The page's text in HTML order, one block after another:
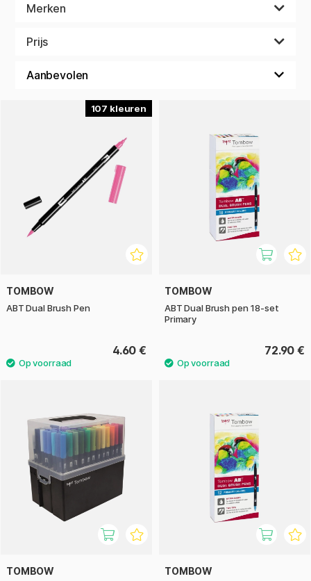
Deze pennen zijn perfect voor illustraties, gedetailleerde
uitingen. De kleuren worden geactiveerd met water,
waardoor je klassieke aquareleffecten kunt creëren, zoals
vaak rijk aan pigment en kunnen zowel droog als
maximale flexibiliteit hebt, van precies lijnwerk tot grote,
Als je van duidelijke kleurveranderingen houdt, kies dan voor
markers van hoge kwaliteit en papier dat tegen een stootje
kan. De textuur en het absorberend vermogen van het
papier beïnvloeden het resultaat en dragen bij aan zowel de
kleurintensiteit als de expressie.
Wil je nog verder gaan met je creativiteit? Combineer
aquarelmarkers met andere technieken of je favoriete
Of je je nu richt op ingewikkelde details of op het vullen van
grotere vlakken, aquarelmarkers maken het gemakkelijk en
speelsheid als met aquarelverf, maar met extra precisie en
gemak.
Merken
Prijs
107
TOMBOW
ABT Dual Brush Pen
4.60 €
TOMBOW
ABT Dual Brush pen 18-set
Primary
72.90 €
TOMBOW TOMBOW